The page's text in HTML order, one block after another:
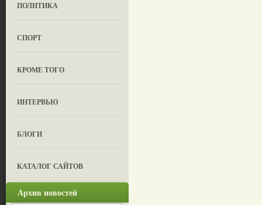
ПОЛИТИКА
СПОРТ
КРОМЕ ТОГО
ИНТЕРВЬЮ
БЛОГИ
КАТАЛОГ САЙТОВ
Архив новостей